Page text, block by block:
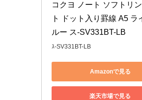
コクヨ ノート ソフトリ
ト ドット入り罫線 A5 ラ
ルー ス-SV331BT-LB
ｽ-SV331BT-LB
Amazonで見る
楽天市場で見る